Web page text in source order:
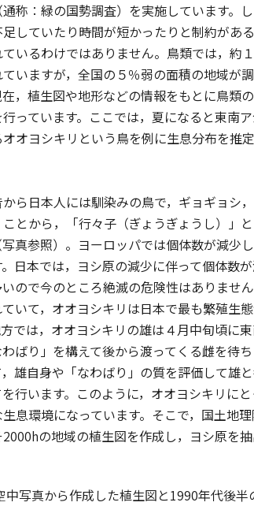
称：緑の国勢調査）を実施しています。
していたり時間が短かったりと制約があ
いるわけではありません。鳥類では，約
いますが，全国の５％弱の面積の地域が
，植生図や地形などの情報をもとに鳥類
っています。ここでは，夏になると東南
オヨシキリという鳥を例に生息分布を推
ら日本人には馴染みの鳥で，ギョギョシ
とから，「行々子（ぎょうぎょうし）」
真参照）。ヨーロッパでは個体数が減少
日本では，ヨシ原の減少に伴って個体数
ので今のところ絶滅の危険性はありませ
いて，オオヨシキリは日本で最も繁殖生
では，オオヨシキリの雄は４月中旬頃に
ばり」を構えて後から渡ってくる雌を待
雄自身や「なわばり」の質を評価して雄
行います。このように，オオヨシキリに
息環境になっています。そこで，国土地理
の地域の植生図を作成し，ヨシ原を
写真から作成した植生図と1990年代後